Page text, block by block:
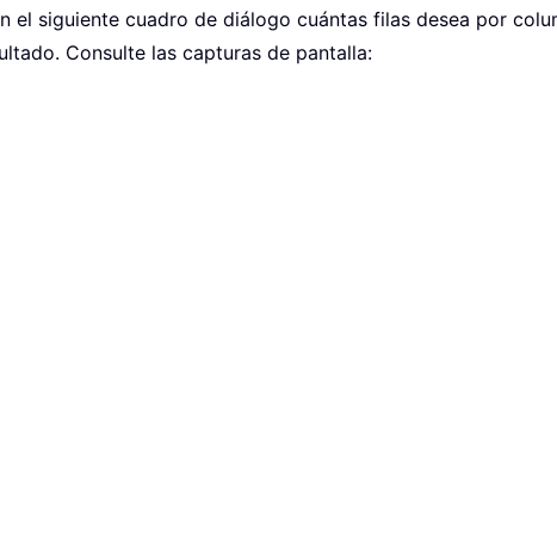
el siguiente cuadro de diálogo cuántas filas desea por
Consulte las capturas de pantalla: